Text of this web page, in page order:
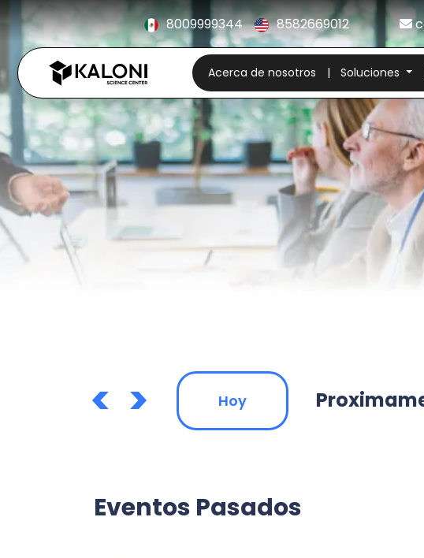
Acerca de nosotros | Soluciones
8009999344 8582669012
< > Hoy
Eventos Pasados